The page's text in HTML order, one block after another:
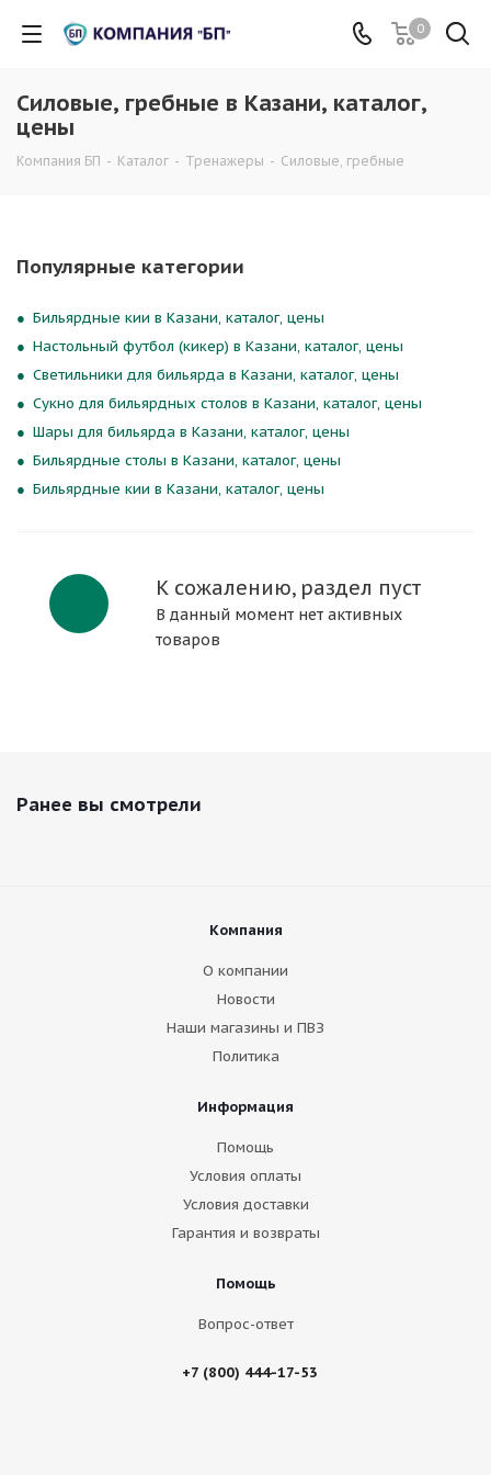
0
Силовые, гребные в Казани, каталог,
цены
Компания БП - Каталог - Тренажеры - Силовые, гребные
Популярные категории
Бильярдные кии в Казани, каталог, цены
Настольный футбол (кикер) в Казани, каталог, цены
Светильники для бильярда в Казани, каталог, цены
Сукно для бильярдных столов в Казани, каталог, цены
Шары для бильярда в Казани, каталог, цены
Бильярдные столы в Казани, каталог, цены
Бильярдные кии в Казани, каталог, цены
К сожалению, раздел пуст
В данный момент нет активных
товаров
Ранее вы смотрели
Компания
О компании
Новости
Наши магазины и ПВЗ
Политика
Информация
Помощь
Условия оплаты
Условия доставки
Гарантия и возвраты
Помощь
Вопрос-ответ
+7 (800) 444-17-53